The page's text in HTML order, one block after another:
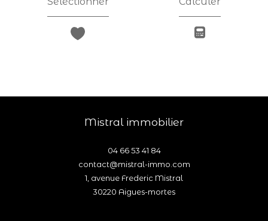
mistral immobilier
04 66 53 41 84
contact@mistral-immo.com
1, avenue Frederic Mistral
30220
aigues-mortes